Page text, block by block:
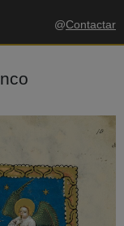
@Contactar